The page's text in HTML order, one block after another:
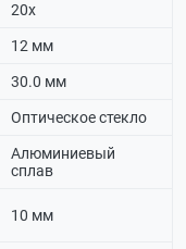
20х
12 мм
30.0 мм
Оптическое стекло
Алюминиевый
сплав
10 мм